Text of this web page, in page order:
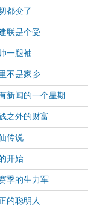
都变了
联是个受
一腿袖
不是家乡
新闻的一个星期
之外的财富
传说
开始
季的生力军
的聪明人